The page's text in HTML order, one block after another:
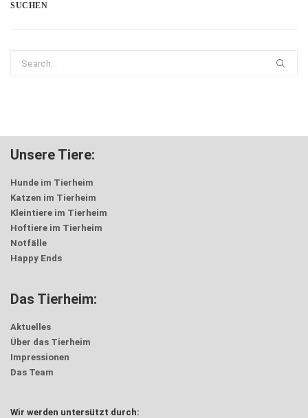
SUCHEN
Unsere Tiere:
Hunde im Tierheim
Katzen im Tierheim
Kleintiere im Tierheim
Hoftiere im Tierheim
Notfälle
Happy Ends
Das Tierheim:
Aktuelles
Über das Tierheim
Impressionen
Das Team
Wir werden untersützt durch: